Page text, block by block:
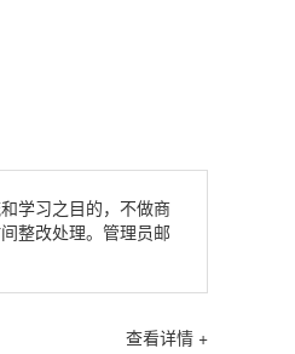
学习之目的，不做商
整改处理。管理员邮
查看详情 +